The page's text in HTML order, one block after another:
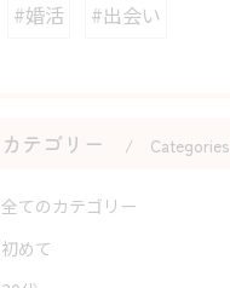
#婚活 #出会い
カテゴリー Categories
全てのカテゴリー
初めて